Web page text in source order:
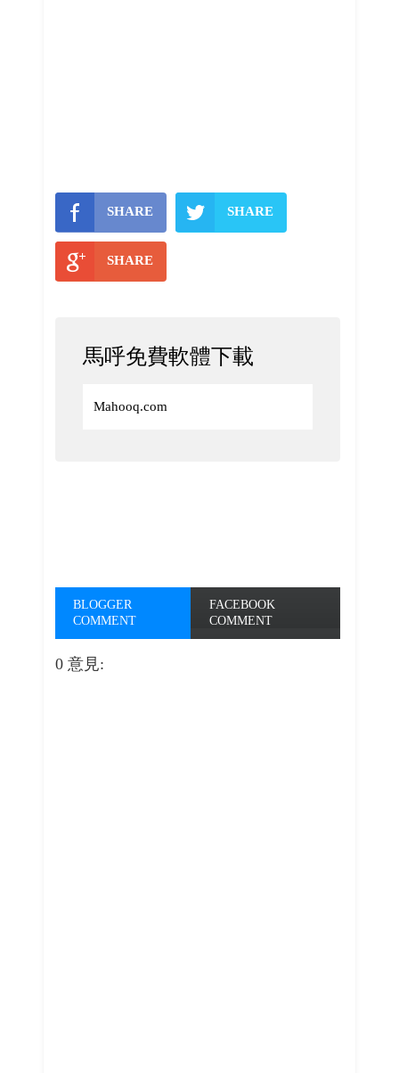
SHARE SHARE
SHARE
馬呼免費軟體下載
Mahooq.com
BLOGGER
COMMENT
FACEBOOK
COMMENT
0 意見: